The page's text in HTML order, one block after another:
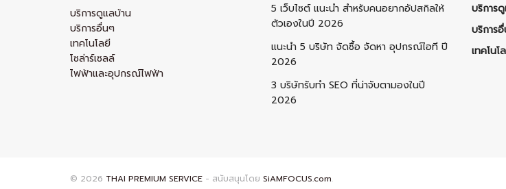
บริการดูแลบ้าน
บริการอื่นๆ
เทคโนโลยี
โซล่าร์เซลล์
ไฟฟ้าและอุปกรณ์ไฟฟ้า
5 เว็บไซต์ แนะนำ สำหรับคนอยากอัปสกิลให้
ตัวเองในปี 2026
แนะนำ 5 บริษัท จัดซื้อ จัดหา อุปกรณ์ไอที ปี
2026
3 บริษัทรับทำ SEO ที่น่าจับตามองในปี
2026
บริการ
บริการ
เทคโนโ
© 2026 THAI PREMIUM SERVICE - สนับสนุนโดย SiAMFOCUS.com.